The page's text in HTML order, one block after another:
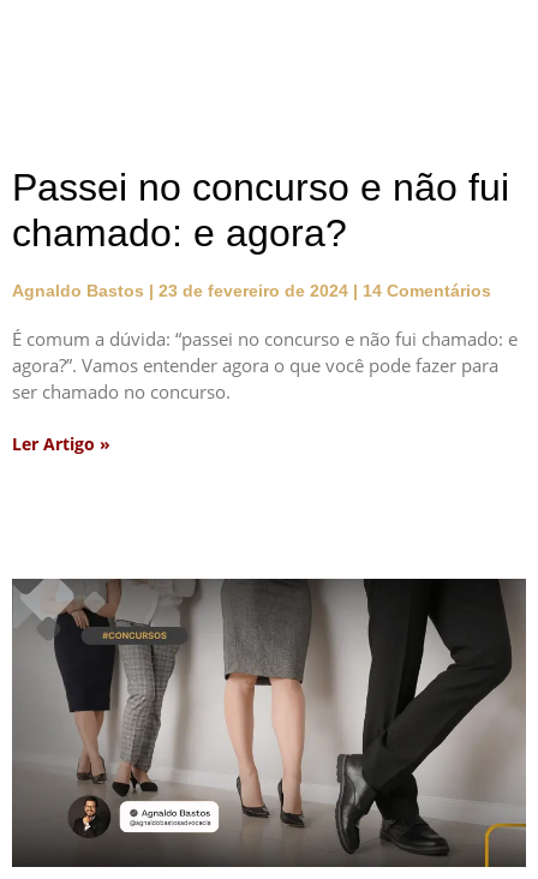
Passei no concurso e não fui
chamado: e agora?
Agnaldo Bastos 23 de fevereiro de 2024 14 Comentários
É comum a dúvida: “passei no concurso e não fui chamado: e
agora?”. Vamos entender agora o que você pode fazer para
ser chamado no concurso.
Ler Artigo »